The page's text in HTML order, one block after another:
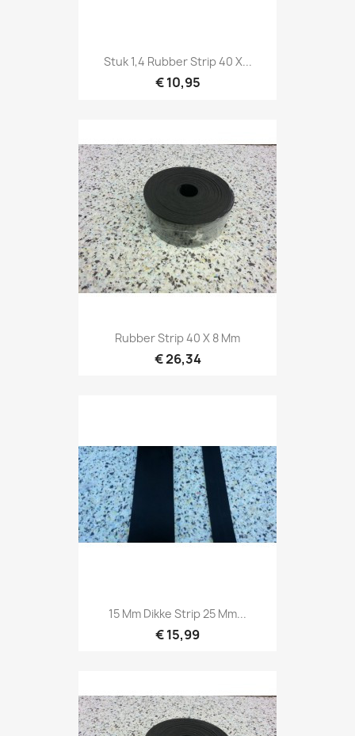
Stuk 1,4 Rubber Strip 40 X...
€ 10,95
Rubber Strip 40 X 8 Mm
€ 26,34
15 Mm Dikke Strip 25 Mm...
€ 15,99